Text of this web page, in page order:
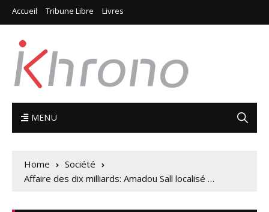
Accueil Tribune Libre Livres
MENU
Home
Société
Affaire des dix milliards: Amadou Sall localisé …